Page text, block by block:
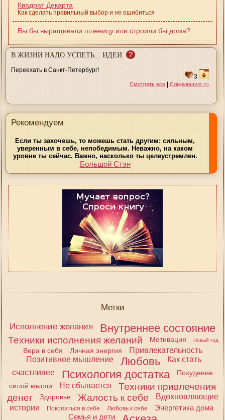
Квадрат Декарта
Как сделать правильный выбор и не ошибиться
Вы бы выращивали пшеницу или строили бы дома?
В ЖИЗНИ НАДО УСПЕТЬ... ИДЕИ ?
Переехать в Санкт-Петербург!
3
Смотреть все | Следующую >>
Рекомендуем
Если ты захочешь, то можешь стать другим: сильным,
уверенным в себе, непобедимым. Неважно, на каком
уровне ты сейчас. Важно, насколько ты целеустремлен.
Большой Стэн
Метки
Исполнение желания
Внутреннее состояние
Техники исполнения желаний Мотивация Новый год
Вера в себя Личная энергия
Привлекательность
Позитивное мышление
Любовь
Как стать
счастливее
Психология достатка
Похудение
силой мысли
Не сбывается
Техники привлечения
денег
Здоровье Жалость к себе
Вдохновляющие
истории
Покопаться в себе Любовь к себе
Энергетика дома
Семья и дети